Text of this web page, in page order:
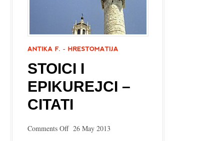
STOICI I
EPIKUREJCI –
CITATI
Comments Offon26 May 2013